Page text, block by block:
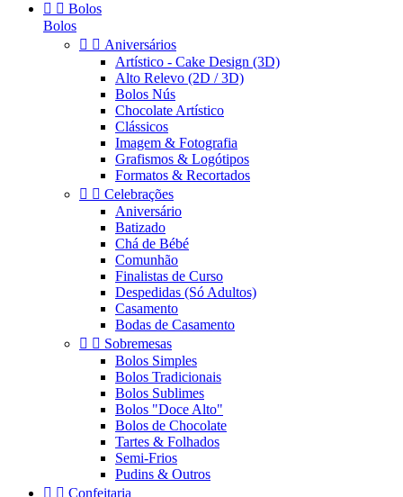
  Bolos
Bolos
  Aniversários
Artístico - Cake Design (3D)
Alto Relevo (2D / 3D)
Bolos Nús
Chocolate Artístico
Clássicos
Imagem & Fotografia
Grafismos & Logótipos
Formatos & Recortados
  Celebrações
Aniversário
Batizado
Chá de Bébé
Comunhão
Finalistas de Curso
Despedidas (Só Adultos)
Casamento
Bodas de Casamento
  Sobremesas
Bolos Simples
Bolos Tradicionais
Bolos Sublimes
Bolos "Doce Alto"
Bolos de Chocolate
Tartes & Folhados
Semi-Frios
Pudins & Outros
  Confeitaria